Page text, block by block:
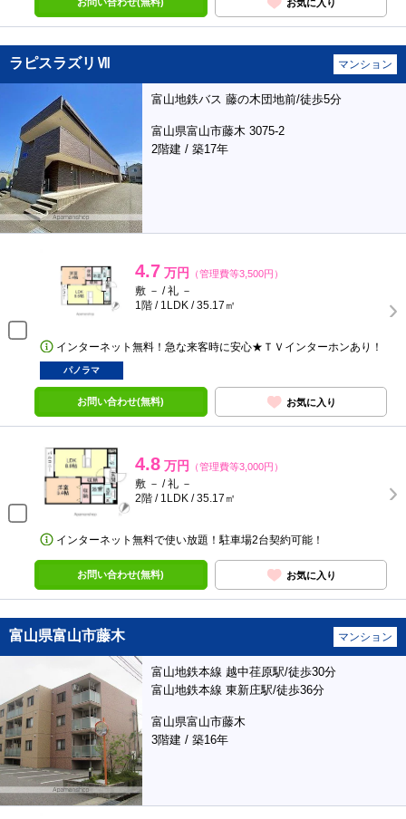
お気に入り
ラピスラズリⅦ マンション
富山地鉄バス 藤の木団地前/徒歩5分
富山県富山市藤木 3075-2
2階建 / 築17年
4.7 万円 （管理費等3,500円）
敷 － / 礼 －
1階 / 1LDK / 35.17㎡
インターネット無料！急な来客時に安心★ＴＶインターホンあり！
パノラマ
お問い合わせ(無料) お気に入り
4.8 万円 （管理費等3,000円）
敷 － / 礼 －
2階 / 1LDK / 35.17㎡
インターネット無料で使い放題！駐車場2台契約可能！
お問い合わせ(無料) お気に入り
富山県富山市藤木 マンション
富山地鉄本線 越中荏原駅/徒歩30分
富山地鉄本線 東新庄駅/徒歩36分
富山県富山市藤木
3階建 / 築16年